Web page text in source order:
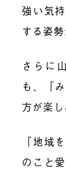
強い気
する姿
さらに
も、「
方が楽
「地域
のこと